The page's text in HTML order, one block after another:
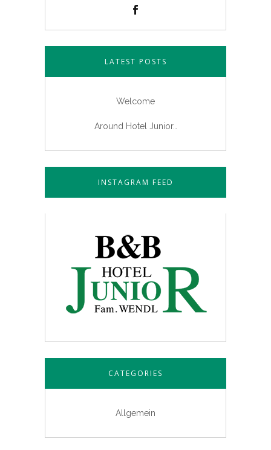
LATEST POSTS
Welcome
Around Hotel Junior…
INSTAGRAM FEED
CATEGORIES
Allgemein